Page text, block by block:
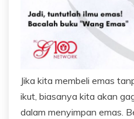
Jika kita membeli emas
ikut, biasanya kita akan
dalam menyimpan emas.